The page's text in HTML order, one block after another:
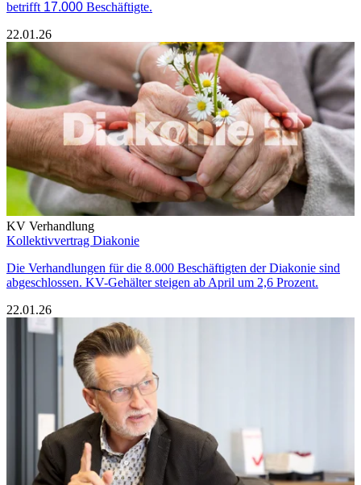
betrifft 17.000 Beschäftigte.
22.01.26
KV Verhandlung
Kollektivvertrag Diakonie
Die Verhandlungen für die 8.000 Beschäftigten der Diakonie sind
abgeschlossen. KV-Gehälter steigen ab April um 2,6 Prozent.
22.01.26